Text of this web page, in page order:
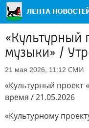
«Культурный
музыки» /
21 мая 2026, 11:12 СМИ
«Культурный проект
время / 21.05.2026
«Культурному